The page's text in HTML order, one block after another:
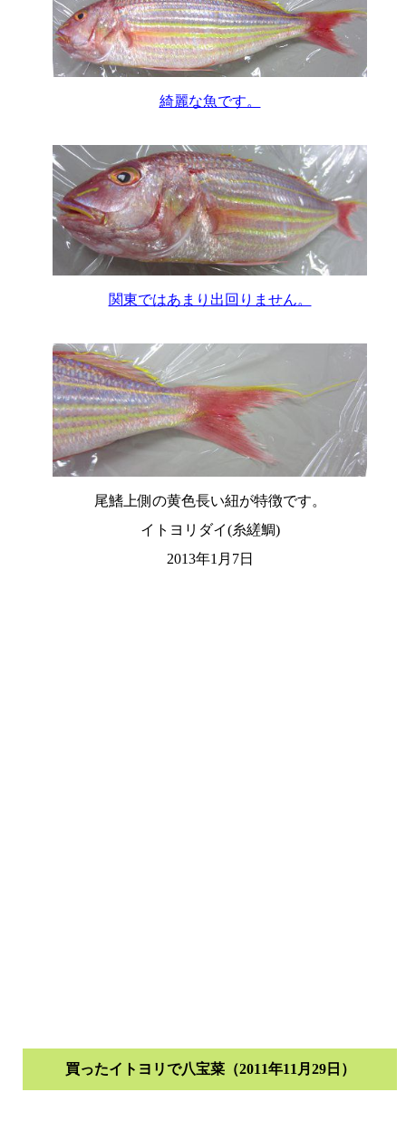
綺麗な魚です。
関東ではあまり出回りません。
尾鰭上側の黄色長い紐が特徴です。
イトヨリダイ(糸縒鯛)
2013年1月7日
買ったイトヨリで八宝菜（2011年11月29日）